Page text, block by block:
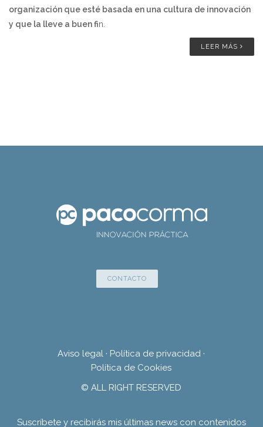
organización que esté basada en una cultura de innovación
y que la lleve a buen fin.
LEER MÁS
CONTACTO
Aviso legal · Política de privacidad ·
Política de Cookies
© ALL RIGHT RESERVED
Suscríbete y recibirás mis últimas news con contenidos